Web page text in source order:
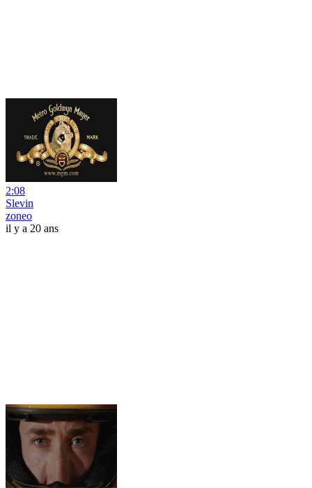
2:08
Slevin
zoneo
il y a 20 ans